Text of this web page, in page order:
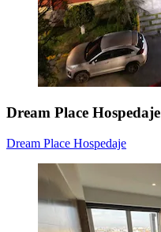
Dream Place Hospedaje
Dream Place Hospedaje